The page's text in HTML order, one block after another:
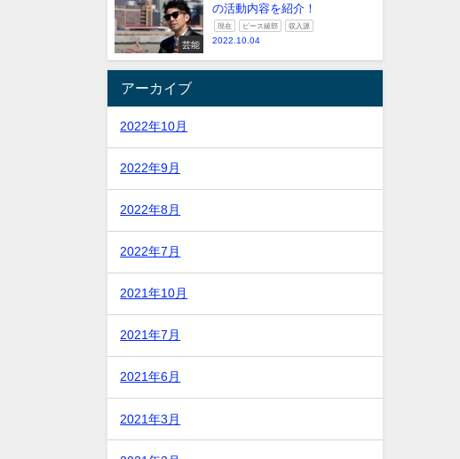
芸能
の活動内容を紹介！
現在 ピース綾部 収入源
2022.10.04
アーカイブ
2022年10月
2022年9月
2022年8月
2022年7月
2021年10月
2021年7月
2021年6月
2021年3月